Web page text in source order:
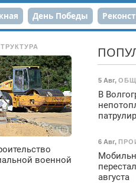
День Победы
военной
5 Авг,
В
6 Авг,
августа